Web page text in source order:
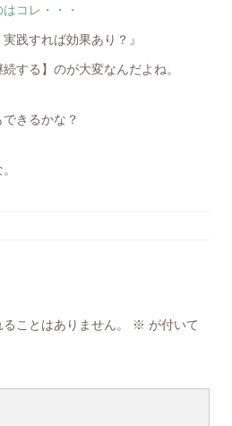
コレ・・・
践すれば効果あり？』
する】のが大変なんだよね。
きるかな？
ことはありません。 ※ が付いて